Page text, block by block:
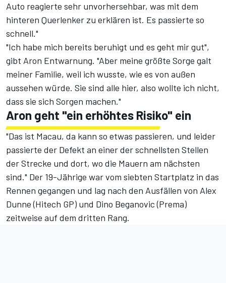
Auto reagierte sehr unvorhersehbar, was mit dem
hinteren Querlenker zu erklären ist. Es passierte so
schnell."
"Ich habe mich bereits beruhigt und es geht mir gut",
gibt Aron Entwarnung. "Aber meine größte Sorge galt
meiner Familie, weil ich wusste, wie es von außen
aussehen würde. Sie sind alle hier, also wollte ich nicht,
dass sie sich Sorgen machen."
Aron geht "ein erhöhtes Risiko" ein
"Das ist Macau, da kann so etwas passieren, und leider
passierte der Defekt an einer der schnellsten Stellen
der Strecke und dort, wo die Mauern am nächsten
sind." Der 19-Jährige war vom siebten Startplatz in das
Rennen gegangen und lag nach den Ausfällen von Alex
Dunne (Hitech GP) und Dino Beganovic (Prema)
zeitweise auf dem dritten Rang.